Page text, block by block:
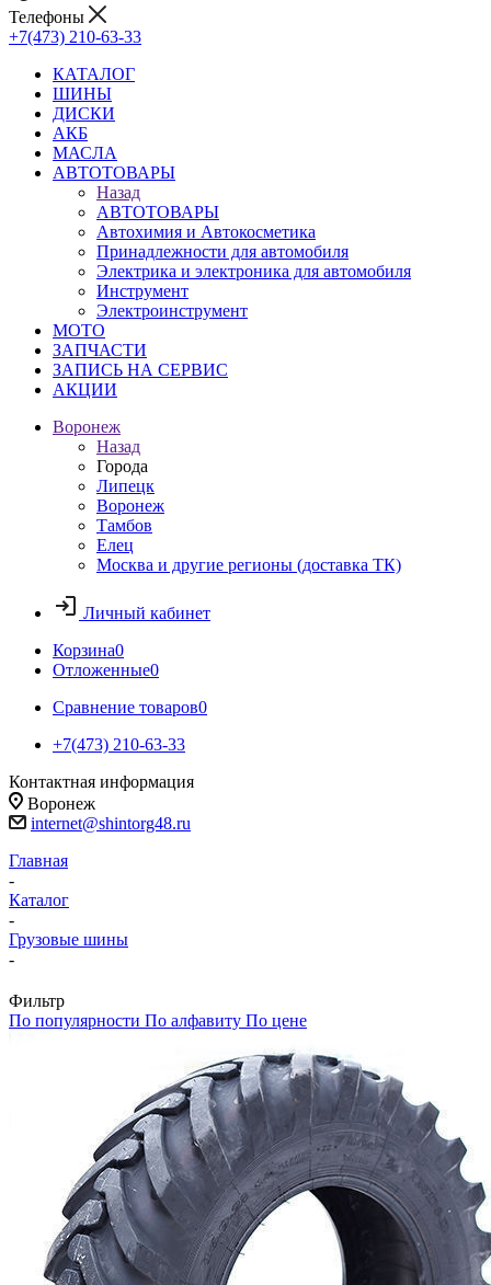
Телефоны
+7(473) 210-63-33
КАТАЛОГ
ШИНЫ
ДИСКИ
АКБ
МАСЛА
АВТОТОВАРЫ
Назад
АВТОТОВАРЫ
Автохимия и Автокосметика
Принадлежности для автомобиля
Электрика и электроника для автомобиля
Инструмент
Электроинструмент
МОТО
ЗАПЧАСТИ
ЗАПИСЬ НА СЕРВИС
АКЦИИ
Воронеж
Назад
Города
Липецк
Воронеж
Тамбов
Елец
Москва и другие регионы (доставка ТК)
Личный кабинет
Корзина0
Отложенные0
Сравнение товаров0
+7(473) 210-63-33
Контактная информация
Воронеж
internet@shintorg48.ru
Главная
-
Каталог
-
Грузовые шины
-
Фильтр
По популярности По алфавиту По цене